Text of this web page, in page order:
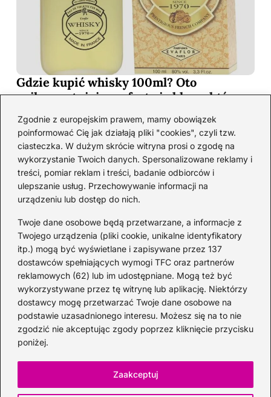
Zgodnie z europejskim prawem, mamy obowiązek
poinformować Cię jak działają pliki "cookies", czyli tzw.
ciasteczka. W dużym skrócie witryna prosi o zgodę na
wykorzystanie Twoich danych. Spersonalizowane reklamy i
treści, pomiar reklam i treści, badanie odbiorców i
ulepszanie usług. Przechowywanie informacji na
urządzeniu lub dostęp do nich.
Twoje dane osobowe będą przetwarzane, a informacje z
Twojego urządzenia (pliki cookie, unikalne identyfikatory
itp.) mogą być wyświetlane i zapisywane przez 137
dostawców spełniających wymogi TFC oraz partnerów
reklamowych (62) lub im udostępniane. Mogą też być
wykorzystywane przez tę witrynę lub aplikację. Niektórzy
dostawcy mogę przetwarzać Twoje dane osobowe na
podstawie uzasadnionego interesu. Możesz się na to nie
zgodzić nie akceptując zgody poprzez kliknięcie przycisku
poniżej.
Zaakceptuj
Gdzie kupić whisky 100ml? Oto
najkorzystniejsze oferty i sklepy, które
2026-06-26
Kategorie
Koktajle(128)
Likier (10)
Piwo(28)
Porady(67)
Przekąski(36)
Rum(3)
Szampan(4)
Whisky(23)
Wino(12)